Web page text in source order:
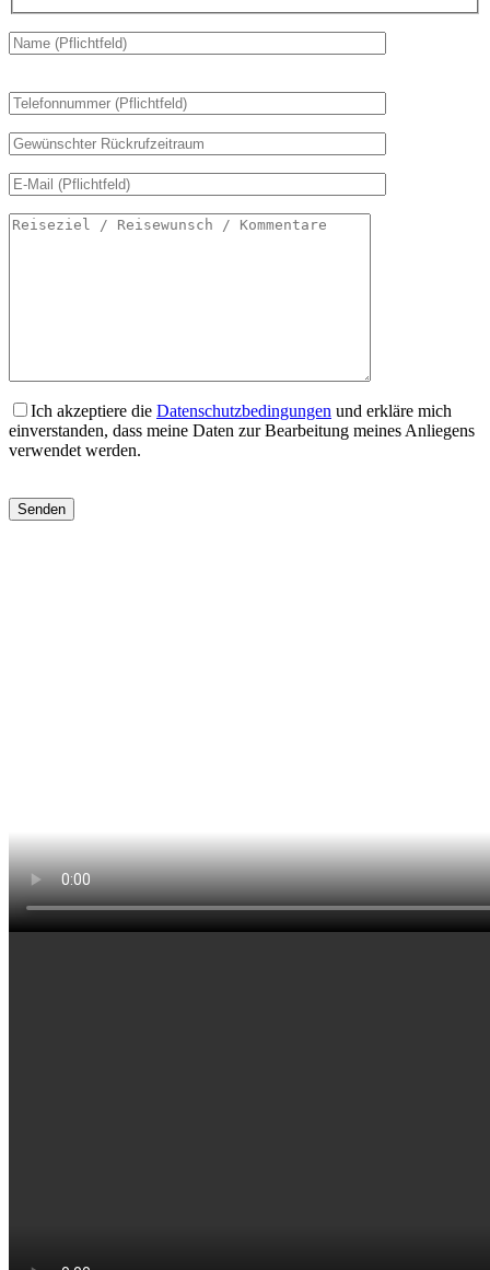
lasse
Feld
leer.
Ich akzeptiere die Datenschutzbedingungen und erkläre mich
einverstanden, dass meine Daten zur Bearbeitung meines Anliegens
verwendet werden.
lasse